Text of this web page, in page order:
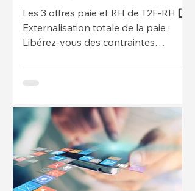
Les 3 offres paie et RH de T2F-RH 1️⃣
Externalisation totale de la paie :
Libérez-vous des contraintes